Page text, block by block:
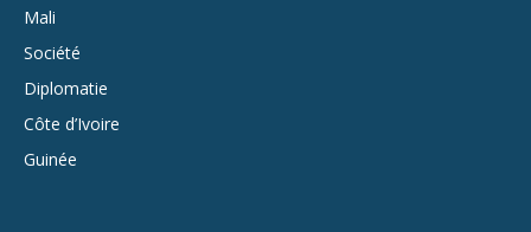
Mali
Société
Diplomatie
Côte d’Ivoire
Guinée